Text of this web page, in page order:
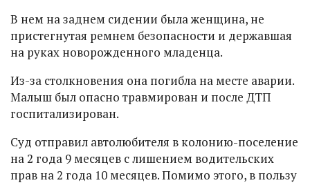
В нем на заднем сидении была женщина, не
пристегнутая ремнем безопасности и державшая
на руках новорожденного младенца.
Из-за столкновения она погибла на месте аварии.
Малыш был опасно травмирован и после ДТП
госпитализирован.
Суд отправил автолюбителя в колонию-поселение
на 2 года 9 месяцев с лишением водительских
прав на 2 года 10 месяцев. Помимо этого, в пользу